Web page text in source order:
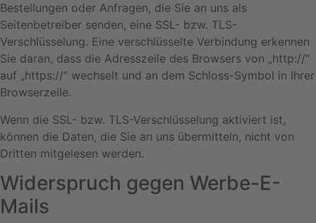
Bestellungen oder Anfragen, die Sie an uns als
Seitenbetreiber senden, eine SSL- bzw. TLS-
Verschlüsselung. Eine verschlüsselte Verbindung erkennen
Sie daran, dass die Adresszeile des Browsers von „http://“
auf „https://“ wechselt und an dem Schloss-Symbol in Ihrer
Browserzeile.
Wenn die SSL- bzw. TLS-Verschlüsselung aktiviert ist,
können die Daten, die Sie an uns übermitteln, nicht von
Dritten mitgelesen werden.
Widerspruch gegen Werbe-E-
Mails